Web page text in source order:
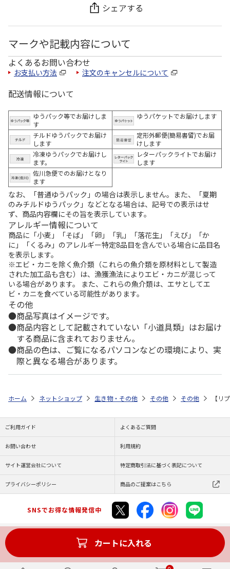
シェアする
マークや記載内容について
よくあるお問い合わせ
お支払い方法 注文のキャンセルについて
配送情報について
ゆうパック等でお届けしま
す
ゆうパケットでお届けします
チルドゆうパックでお届け
します
定形外郵便(簡易書留)でお届
けします
冷凍ゆうパックでお届けし
ます。
レターパックライトでお届け
します
佐川急便でのお届けとなり
ます
なお、「普通ゆうパック」の場合は表示しません。また、「夏期
のみチルドゆうパック」などとなる場合は、記号での表示はせ
ず、商品内容欄にその旨を表示しています。
アレルギー情報について
商品に「小麦」「そば」「卵」「乳」「落花生」「えび」「か
に」「くるみ」のアレルギー特定8品目を含んでいる場合に品目名
を表示します。
※エビ・カニを除く魚介類（これらの魚介類を原材料として製造
された加工品も含む）は、漁獲漁法によりエビ・カニが混じって
いる場合があります。 また、これらの魚介類は、エサとしてエ
ビ・カニを食べている可能性があります。
その他
商品写真はイメージです。
商品内容として記載されていない「小道具類」はお届け
する商品に含まれておりません。
商品の色は、ご覧になるパソコンなどの環境により、実
際と異なる場合があります。
カートに入れる
ホーム ネットショップ 生き物・その他 その他 その他 【リ
ご利用ガイド よくあるご質問
お問い合わせ 利用規約
サイト運営会社について 特定商取引法に基づく表記について
プライバシーポリシー 商品のご提案はこちら
SNSでお得な情報発信中